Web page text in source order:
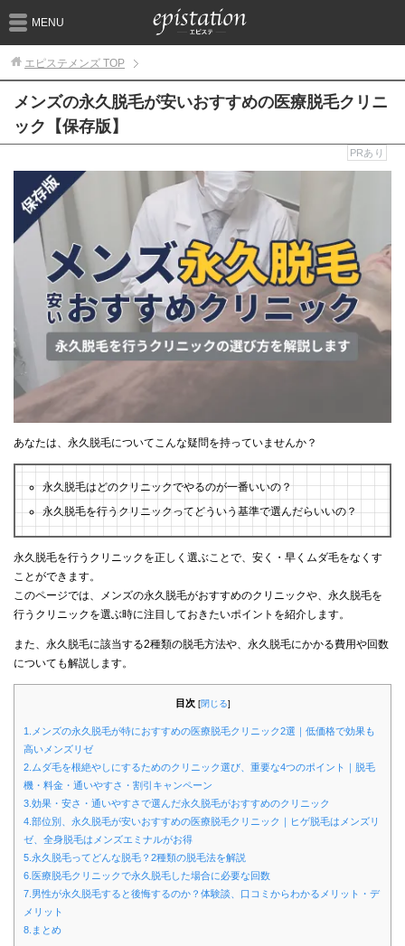
MENU
エピステメンズ TOP
メンズの永久脱毛が安いおすすめの医療脱毛クリニ
ック【保存版】
PRあり
あなたは、永久脱毛についてこんな疑問を持っていませんか？
永久脱毛はどのクリニックでやるのが一番いいの？
永久脱毛を行うクリニックってどういう基準で選んだらいいの？
永久脱毛を行うクリニックを正しく選ぶことで、安く・早くムダ毛をなくす
ことができます。
このページでは、メンズの永久脱毛がおすすめのクリニックや、永久脱毛を
行うクリニックを選ぶ時に注目しておきたいポイントを紹介します。
また、永久脱毛に該当する2種類の脱毛方法や、永久脱毛にかかる費用や回数
についても解説します。
目次 [閉じる]
1.メンズの永久脱毛が特におすすめの医療脱毛クリニック2選｜低価格で効果も
高いメンズリゼ
2.ムダ毛を根絶やしにするためのクリニック選び、重要な4つのポイント｜脱毛
機・料金・通いやすさ・割引キャンペーン
3.効果・安さ・通いやすさで選んだ永久脱毛がおすすめのクリニック
4.部位別、永久脱毛が安いおすすめの医療脱毛クリニック｜ヒゲ脱毛はメンズリ
ゼ、全身脱毛はメンズエミナルがお得
5.永久脱毛ってどんな脱毛？2種類の脱毛法を解説
6.医療脱毛クリニックで永久脱毛した場合に必要な回数
7.男性が永久脱毛すると後悔するのか？体験談、口コミからわかるメリット・デ
メリット
8.まとめ